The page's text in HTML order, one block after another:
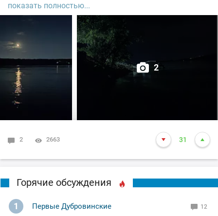
и при чистке оказались с пустыми желудками. Ждем
дальнейших поклёвок.
показать полностью...
2
2 2663 31
Горячие обсуждения
1 Первые Дубровинские 12